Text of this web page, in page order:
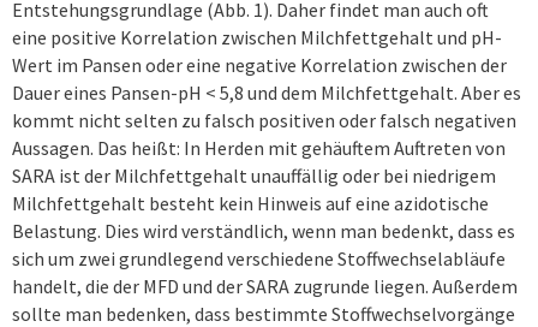
Entstehungsgrundlage (Abb. 1). Daher findet man auch oft
eine positive Korrelation zwischen Milchfettgehalt und pH-
Wert im Pansen oder eine negative Korrelation zwischen der
Dauer eines Pansen-pH < 5,8 und dem Milchfettgehalt. Aber es
kommt nicht selten zu falsch positiven oder falsch negativen
Aussagen. Das heißt: In Herden mit gehäuftem Auftreten von
SARA ist der Milchfettgehalt unauffällig oder bei niedrigem
Milchfettgehalt besteht kein Hinweis auf eine azidotische
Belastung. Dies wird verständlich, wenn man bedenkt, dass es
sich um zwei grundlegend verschiedene Stoffwechselabläufe
handelt, die der MFD und der SARA zugrunde liegen. Außerdem
sollte man bedenken, dass bestimmte Stoffwechselvorgänge